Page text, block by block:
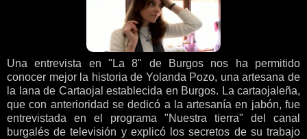
Una entrevista en "La 8" de Burgos nos ha permitido
conocer mejor la historia de Yolanda Pozo, una artesana de
la lana de Cartaojal establecida en Burgos. La cartaojaleña,
que con anterioridad se dedicó a la artesanía en jabón, fue
entrevistada en el programa "Nuestra tierra" del canal
burgalés de televisión y explicó los secretos de su trabajo